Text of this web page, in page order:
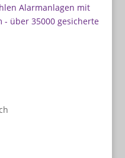
Alarmanlagen mit
- über 35000 gesicherte